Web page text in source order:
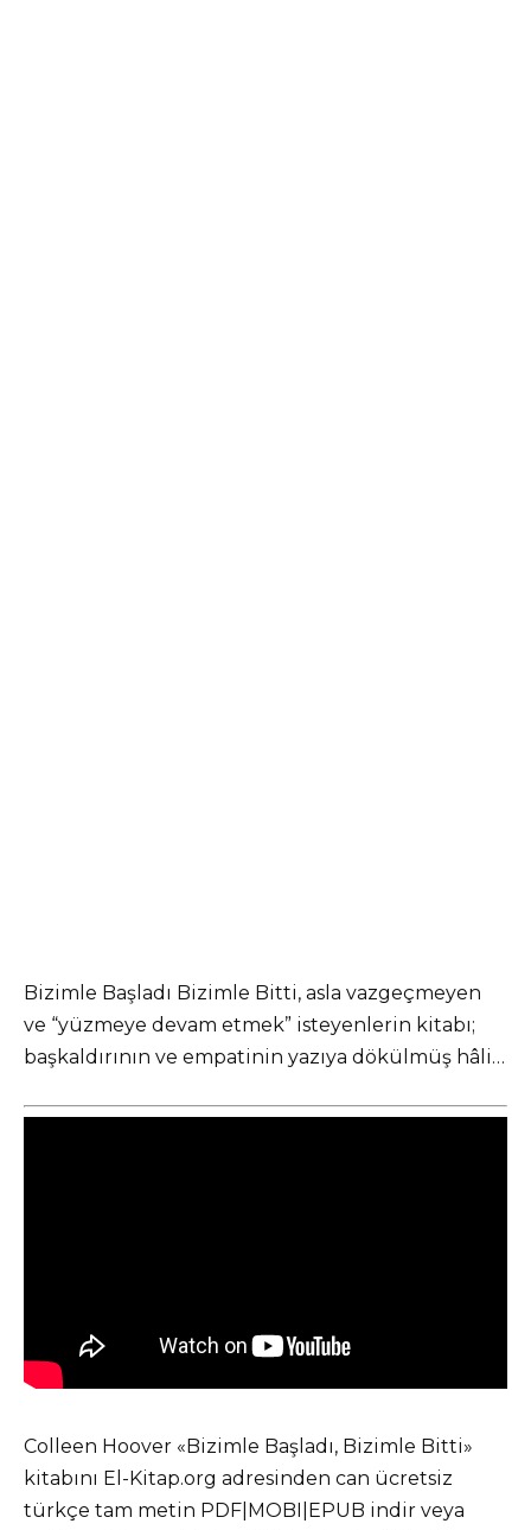
Bizimle Başladı Bizimle Bitti, asla vazgeçmeyen
ve “yüzmeye devam etmek” isteyenlerin kitabı;
başkaldırının ve empatinin yazıya dökülmüş hâli…
Colleen Hoover «Bizimle Başladı, Bizimle Bitti»
kitabını El-Kitap.org adresinden can ücretsiz
türkçe tam metin PDF|MOBI|EPUB indir veya